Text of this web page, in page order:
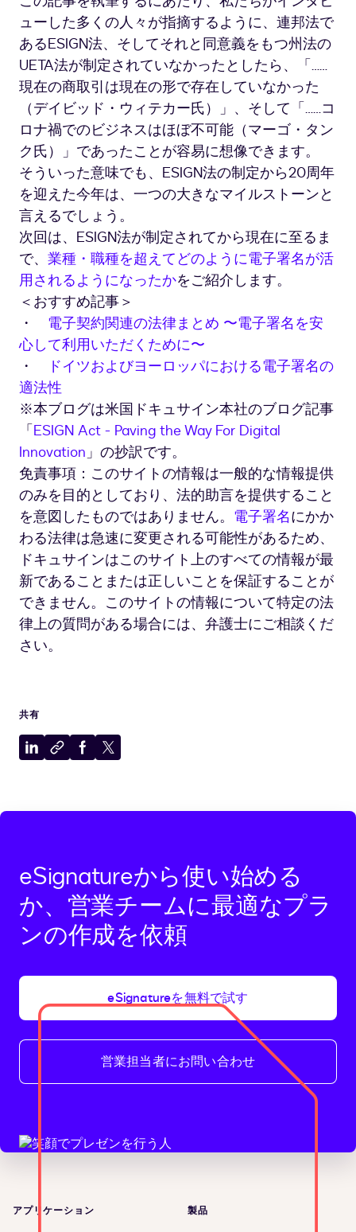
ューした多くの人々が指摘するように、連邦法で
あるESIGN法、そしてそれと同意義をもつ州法の
UETA法が制定されていなかったとしたら、「……
現在の商取引は現在の形で存在していなかった
（デイビッド・ウィテカー氏）」、そして「……コ
ロナ禍でのビジネスはほぼ不可能（マーゴ・タン
ク氏）」であったことが容易に想像できます。
そういった意味でも、ESIGN法の制定から20周年
を迎えた今年は、一つの大きなマイルストーンと
言えるでしょう。
次回は、ESIGN法が制定されてから現在に至るま
で、 業種・職種を超えてどのように電子署名が活
用されるようになったかをご紹介します。
＜おすすめ記事＞
・ 電子契約関連の法律まとめ 〜電子署名を安
心して利用いただくために〜
・
ドイツおよびヨーロッパにおける電子署名の
適法性
※本ブログは米国ドキュサイン本社のブログ記事
「ESIGN Act - Paving the Way For Digital
Innovation」の抄訳です。
免責事項：このサイトの情報は一般的な情報提供
のみを目的としており、法的助言を提供すること
を意図したものではありません。 電子署名にかか
わる法律は急速に変更される可能性があるため、
ドキュサインはこのサイト上のすべての情報が最
新であることまたは正しいことを保証することが
できません。このサイトの情報について特定の法
律上の質問がある場合には、弁護士にご相談くだ
さい。
共有
LinkedIn
有
ク
プ
に
コ
ー
Facebook
有
X
有
eSignatureから使い始める
か、営業チームに最適なプラ
ンの作成を依頼
eSignatureを無料で試す
営業担当者にお問い合わせ
アプリケーション 製品